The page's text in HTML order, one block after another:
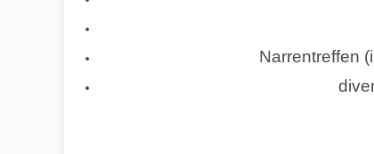
Narrentreffen